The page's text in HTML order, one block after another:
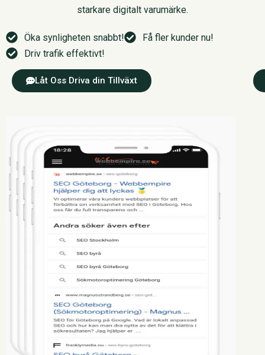
starkare digitalt varumärke.
Öka synligheten snabbt!
Få fler kunder nu!
Driv trafik effektivt!
Låt Oss Driva din Tillväxt